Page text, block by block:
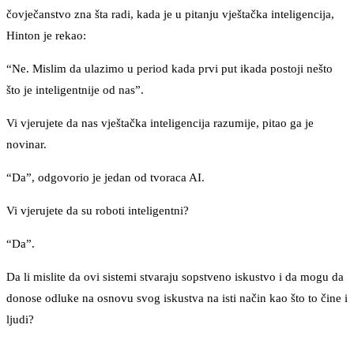
čovječanstvo zna šta radi, kada je u pitanju vještačka inteligencija,
Hinton je rekao:
“Ne. Mislim da ulazimo u period kada prvi put ikada postoji nešto
što je inteligentnije od nas”.
Vi vjerujete da nas vještačka inteligencija razumije, pitao ga je
novinar.
“Da”, odgovorio je jedan od tvoraca AI.
Vi vjerujete da su roboti inteligentni?
“Da”.
Da li mislite da ovi sistemi stvaraju sopstveno iskustvo i da mogu da
donose odluke na osnovu svog iskustva na isti način kao što to čine i
ljudi?